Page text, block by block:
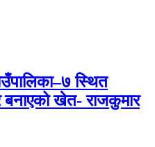
स्थित
खेत- राजकुमार